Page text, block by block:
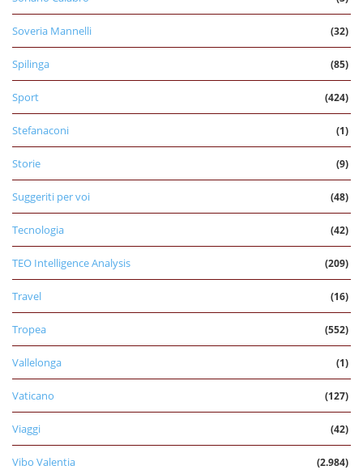
Soveria Mannelli (32)
Spilinga (85)
Sport (424)
Stefanaconi (1)
Storie (9)
Suggeriti per voi (48)
Tecnologia (42)
TEO Intelligence Analysis (209)
Travel (16)
Tropea (552)
Vallelonga (1)
Vaticano (127)
Viaggi (42)
Vibo Valentia (2.984)